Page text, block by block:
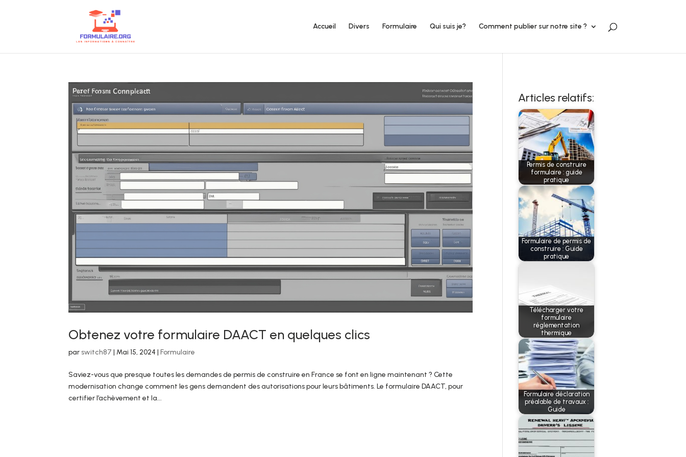
Accueil Divers Formulaire Qui suis je? Comment publier sur notre site ?
Obtenez votre formulaire DAACT en quelques clics
par switch87 | Mai 15, 2024 |Formulaire
Saviez-vous que presque toutes les demandes de permis de construire en France se font en ligne maintenant ? Cette
modernisation change comment les gens demandent des autorisations pour leurs bâtiments. Le formulaire DAACT, pour
certifier l’achèvement et la...
Articles relatifs:
Permis de construire
formulaire : guide
pratique
Formulaire de permis de
construire : Guide
pratique
Télécharger votre
formulaire
réglementation
thermique
Formulaire déclaration
préalable de travaux :
Guide